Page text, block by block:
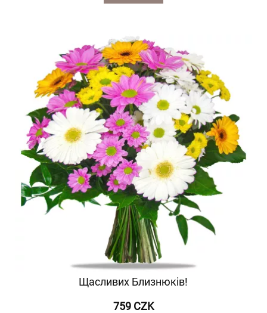
Щасливих Близнюків!
759 CZK